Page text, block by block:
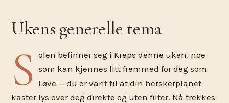
Ukens generelle tema
S
olen befinner seg i Kreps denne uken, noe
som kan kjennes litt fremmed for deg som
Løve — du er vant til at din herskerplanet
kaster lys over deg direkte og uten filter. Nå trekkes